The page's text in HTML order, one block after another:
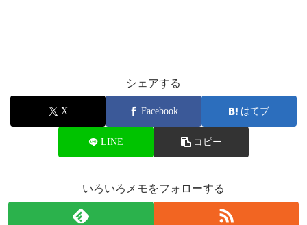
シェアする
X Facebook はてブ
LINE コピー
いろいろメモをフォローする